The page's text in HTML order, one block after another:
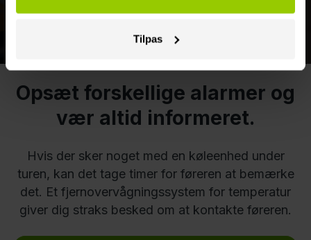
Tilpas
Næste
Opsæt forskellige alarmer og
vær altid informeret.
Hvis der sker noget med en køleenhed under
turen, kan det tage timer for føreren at bemærke
det. Et fjernovervågningssystem for temperatur
giver dig straks besked om at kontakte føreren.